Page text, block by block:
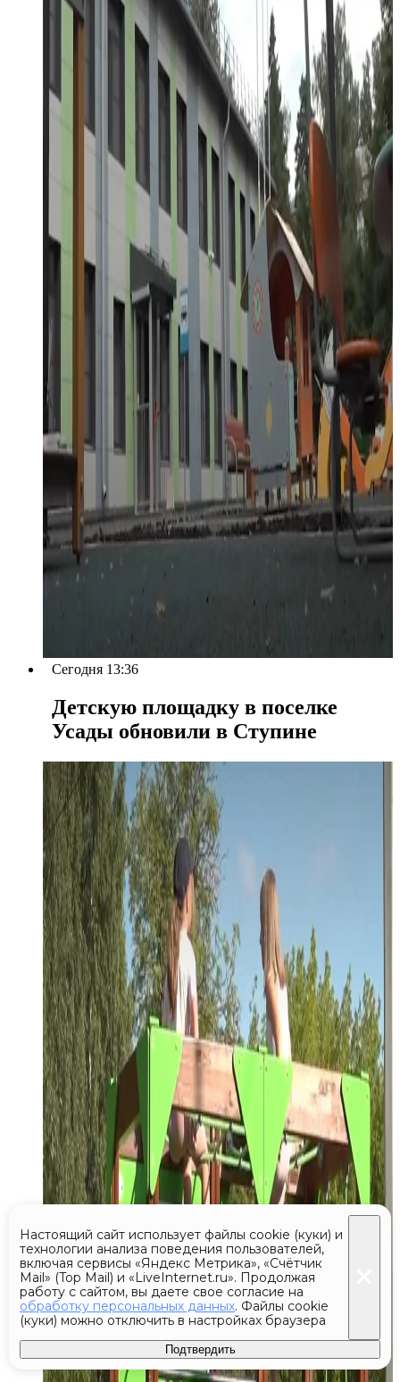
Сегодня 13:36
Детскую площадку в поселке
Усады обновили в Ступине
Настоящий сайт использует файлы cookie (куки) и
технологии анализа поведения пользователей,
включая сервисы «Яндекс Метрика», «Счётчик
Mail» (Top Mail) и «LiveInternet.ru». Продолжая
работу с сайтом, вы даете свое согласие на
обработку персональных данных. Файлы cookie
(куки) можно отключить в настройках браузера
Подтвердить